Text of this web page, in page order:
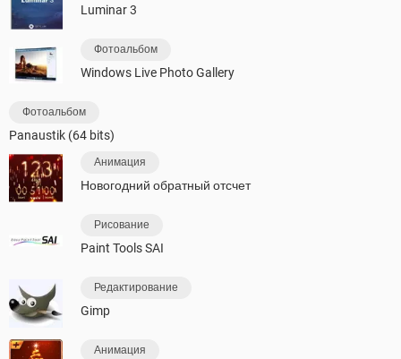
Luminar 3
Фотоальбом
Windows Live Photo Gallery
Фотоальбом
Panaustik (64 bits)
Анимация
Новогодний обратный отсчет
Рисование
Paint Tools SAI
Редактирование
Gimp
Анимация